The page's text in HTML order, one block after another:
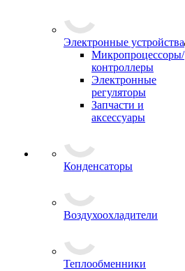
Электронные устройства
Микропроцессоры/
контроллеры
Электронные
регуляторы
Запчасти и
аксессуары
Конденсаторы
Воздухоохладители
Теплообменники